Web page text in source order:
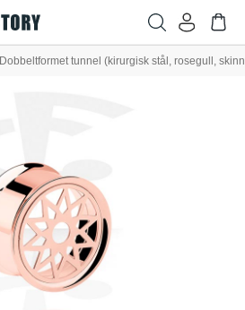
Dobbeltformet tunnel (kirurgisk stål, rosegull,